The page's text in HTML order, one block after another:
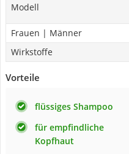
Modell
Frauen | Männer
Wirkstoffe
Vorteile
flüssiges Shampoo
für empfindliche
Kopfhaut